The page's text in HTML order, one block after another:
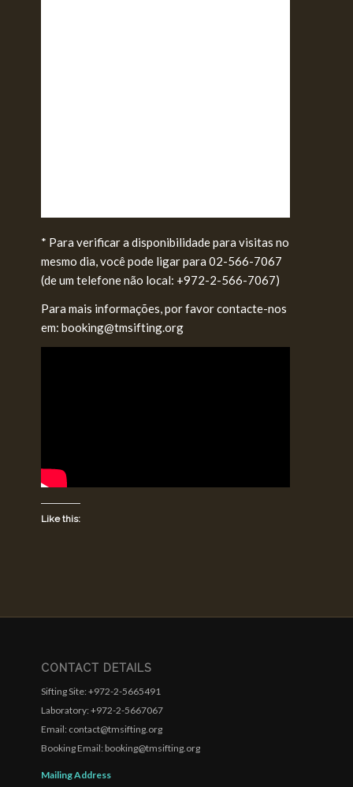
* Para verificar a disponibilidade para visitas no
mesmo dia, você pode ligar para 02-566-7067
(de um telefone não local: +972-2-566-7067)
Para mais informações, por favor contacte-nos
em: booking@tmsifting.org
Like this:
CONTACT DETAILS
Sifting Site: +972-2-5665491
Laboratory: +972-2-5667067
Email: contact@tmsifting.org
Booking Email: booking@tmsifting.org
Mailing Address